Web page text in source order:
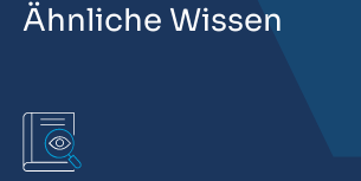
Ähnliche Wissen